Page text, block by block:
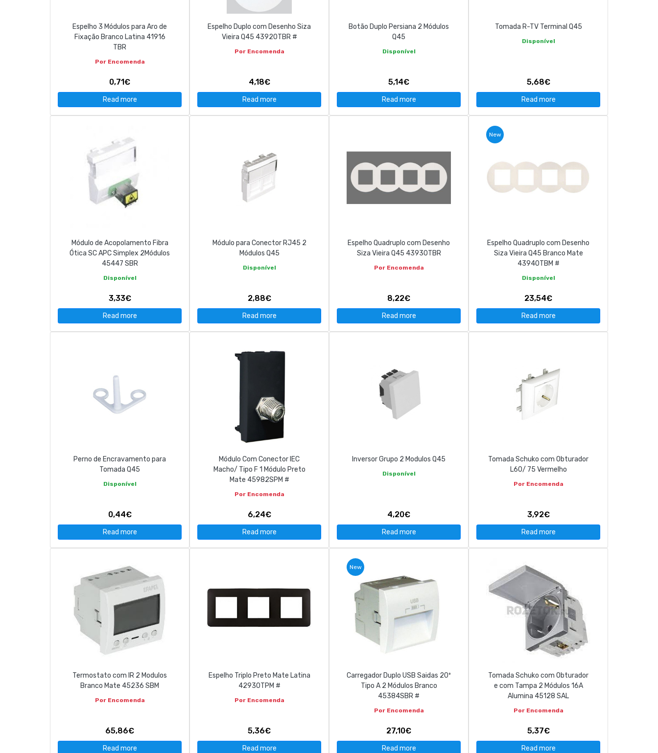
Espelho 3 Módulos para Aro de
Fixação Branco Latina 41916
TBR
Por Encomenda
0,71€
Read more
Espelho Duplo com Desenho Siza
Vieira Q45 43920TBR #
Por Encomenda
4,18€
Read more
Botão Duplo Persiana 2 Módulos
Q45
Disponível
5,14€
Read more
Tomada R-TV Terminal Q45
Disponível
5,68€
Read more
Módulo de Acopolamento Fibra
Ótica SC APC Simplex 2Módulos
45447 SBR
Disponível
3,33€
Read more
Módulo para Conector RJ45 2
Módulos Q45
Disponível
2,88€
Read more
Espelho Quadruplo com Desenho
Siza Vieira Q45 43930TBR
Por Encomenda
8,22€
Read more
New
Espelho Quadruplo com Desenho
Siza Vieira Q45 Branco Mate
43940TBM #
Disponível
23,54€
Read more
Perno de Encravamento para
Tomada Q45
Disponível
0,44€
Read more
Módulo Com Conector IEC
Macho/ Tipo F 1 Módulo Preto
Mate 45982SPM #
Por Encomenda
6,24€
Read more
Inversor Grupo 2 Modulos Q45
Disponível
4,20€
Read more
Tomada Schuko com Obturador
L60/ 75 Vermelho
Por Encomenda
3,92€
Read more
Termostato com IR 2 Modulos
Branco Mate 45236 SBM
Por Encomenda
65,86€
Read more
Espelho Triplo Preto Mate Latina
42930TPM #
Por Encomenda
5,36€
Read more
New
Carregador Duplo USB Saidas 20º
Tipo A 2 Módulos Branco
45384SBR #
Por Encomenda
27,10€
Read more
Tomada Schuko com Obturador
e com Tampa 2 Módulos 16A
Alumina 45128 SAL
Por Encomenda
5,37€
Read more